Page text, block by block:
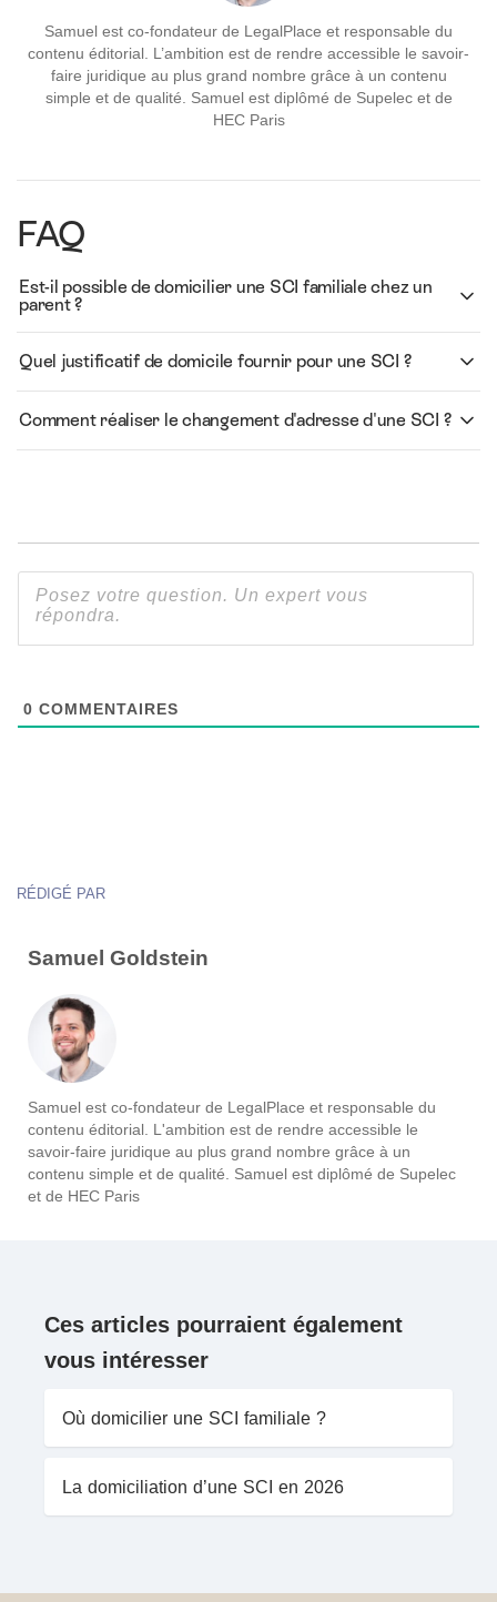
Samuel est co-fondateur de LegalPlace et responsable du
contenu éditorial. L’ambition est de rendre accessible le savoir-
faire juridique au plus grand nombre grâce à un contenu
simple et de qualité. Samuel est diplômé de Supelec et de
HEC Paris
FAQ
Est-il possible de domicilier une SCI familiale chez un
parent ?
Quel justificatif de domicile fournir pour une SCI ?
Comment réaliser le changement d'adresse d'une SCI ?
0 COMMENTAIRES
RÉDIGÉ PAR
Samuel Goldstein
Samuel est co-fondateur de LegalPlace et responsable du
contenu éditorial. L'ambition est de rendre accessible le
savoir-faire juridique au plus grand nombre grâce à un
contenu simple et de qualité. Samuel est diplômé de Supelec
et de HEC Paris
Ces articles pourraient également
vous intéresser
Où domicilier une SCI familiale ?
La domiciliation d’une SCI en 2026